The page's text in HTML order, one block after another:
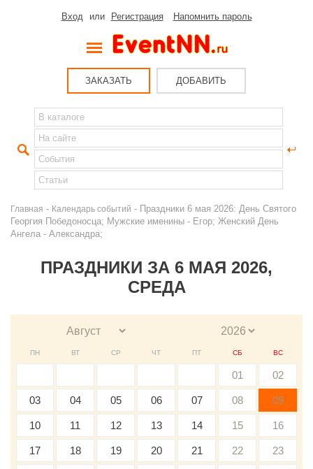
Вход или Регистрация Напомнить пароль
ЗАКАЗАТЬ ДОБАВИТЬ
Главная - Календарь событий - Праздники 6 мая 2026: День Святого
Георгия Победоносца; Мужские именины - Егор; Женский День
Ангела - Александра;
ПРАЗДНИКИ ЗА 6 МАЯ 2026,
СРЕДА
ПН ВТ СР ЧТ ПТ СБ ВС
01 02
03 04 05 06 07 08 09
10 11 12 13 14 15 16
17 18 19 20 21 22 23